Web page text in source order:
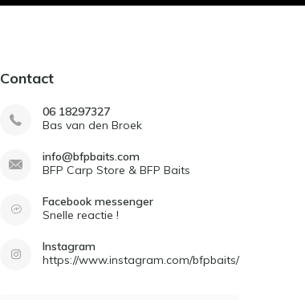
Contact
06 18297327
Bas van den Broek
info@bfpbaits.com
BFP Carp Store & BFP Baits
Facebook messenger
Snelle reactie !
Instagram
https://www.instagram.com/bfpbaits/